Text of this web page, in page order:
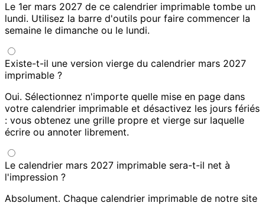
Le 1er mars 2027 de ce calendrier imprimable tombe un
lundi. Utilisez la barre d'outils pour faire commencer la
semaine le dimanche ou le lundi.
Existe-t-il une version vierge du calendrier mars 2027
imprimable ?
Oui. Sélectionnez n'importe quelle mise en page dans
votre calendrier imprimable et désactivez les jours fériés
: vous obtenez une grille propre et vierge sur laquelle
écrire ou annoter librement.
Le calendrier mars 2027 imprimable sera-t-il net à
l'impression ?
Absolument. Chaque calendrier imprimable de notre site